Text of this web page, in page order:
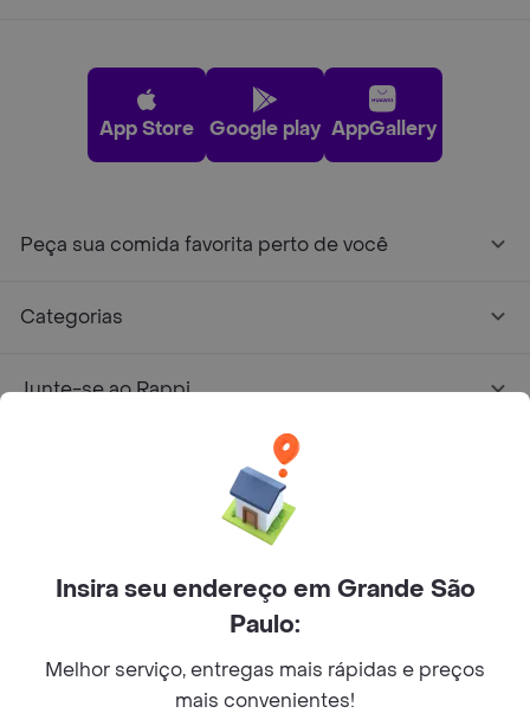
App Store Google play AppGallery
Peça sua comida favorita perto de você
Categorias
Junte-se ao Rappi
Facebook
Twitter
©2026Rappi Inc. All rights reserved.
Insira seu endereço em Grande São
Paulo:
Melhor serviço, entregas mais rápidas e preços
mais convenientes!